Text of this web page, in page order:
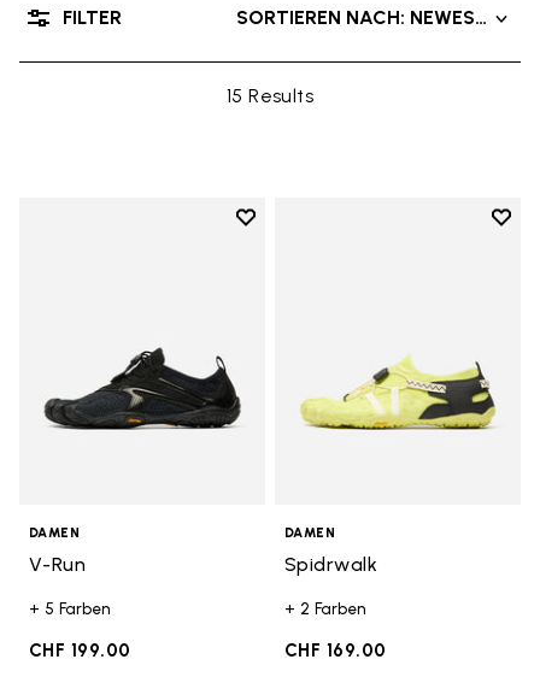
15 Results
SORTIEREN NACH: NEWEST
FILTER
Add to wishlist
DAMEN
V-Run
+ 5 Farben
CHF 199.00
Add
DAMEN
Spidrwalk
+ 2 Farben
CHF 169.00